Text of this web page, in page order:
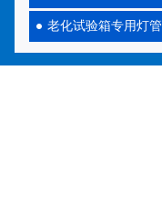
老化试验箱专用灯管